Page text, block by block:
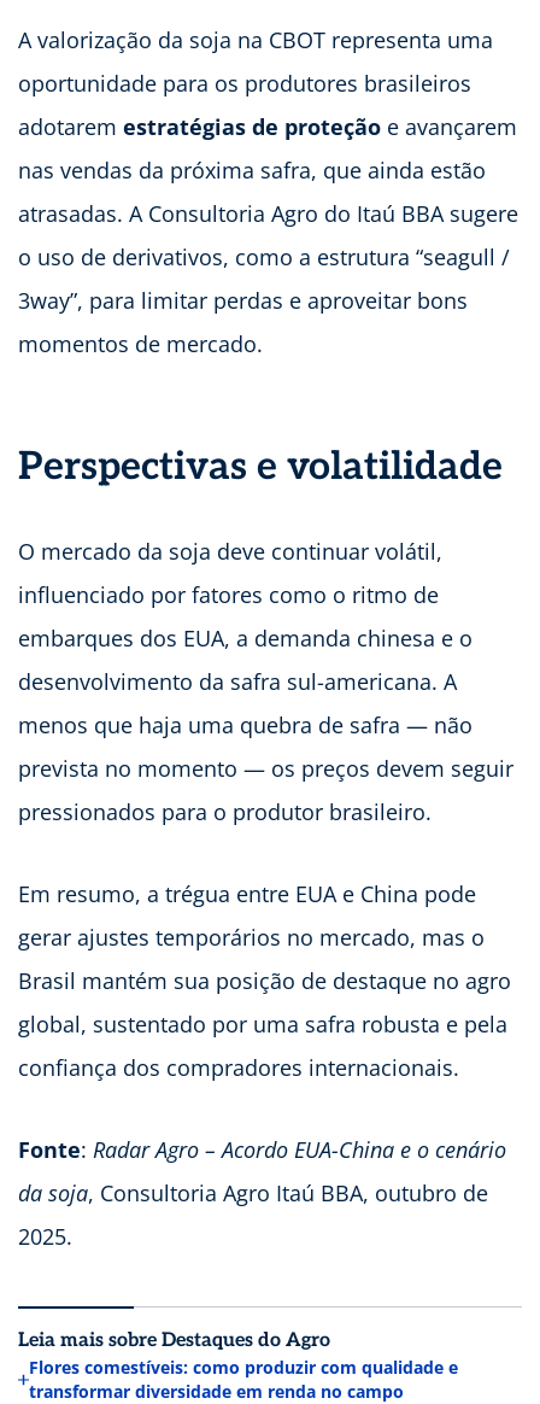
A valorização da soja na CBOT representa uma
oportunidade para os produtores brasileiros
adotarem estratégias de proteção e avançarem
nas vendas da próxima safra, que ainda estão
atrasadas. A Consultoria Agro do Itaú BBA sugere
o uso de derivativos, como a estrutura “seagull /
3way”, para limitar perdas e aproveitar bons
momentos de mercado.
Perspectivas e volatilidade
O mercado da soja deve continuar volátil,
influenciado por fatores como o ritmo de
embarques dos EUA, a demanda chinesa e o
desenvolvimento da safra sul-americana. A
menos que haja uma quebra de safra — não
prevista no momento — os preços devem seguir
pressionados para o produtor brasileiro.
Em resumo, a trégua entre EUA e China pode
gerar ajustes temporários no mercado, mas o
Brasil mantém sua posição de destaque no agro
global, sustentado por uma safra robusta e pela
confiança dos compradores internacionais.
Fonte: Radar Agro – Acordo EUA-China e o cenário
da soja, Consultoria Agro Itaú BBA, outubro de
2025.
Leia mais sobre Destaques do Agro
Flores comestíveis: como produzir com qualidade e
transformar diversidade em renda no campo